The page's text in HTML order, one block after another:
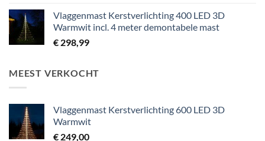
Vlaggenmast Kerstverlichting 400 LED 3D
Warmwit incl. 4 meter demontabele mast
€ 298,99
MEEST VERKOCHT
Vlaggenmast Kerstverlichting 600 LED 3D
Warmwit
€ 249,00